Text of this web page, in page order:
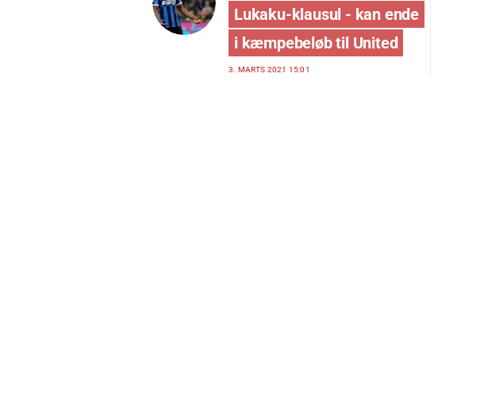
Lukaku-klausul - kan ende
i kæmpebeløb til United
3. MARTS 2021 15:01